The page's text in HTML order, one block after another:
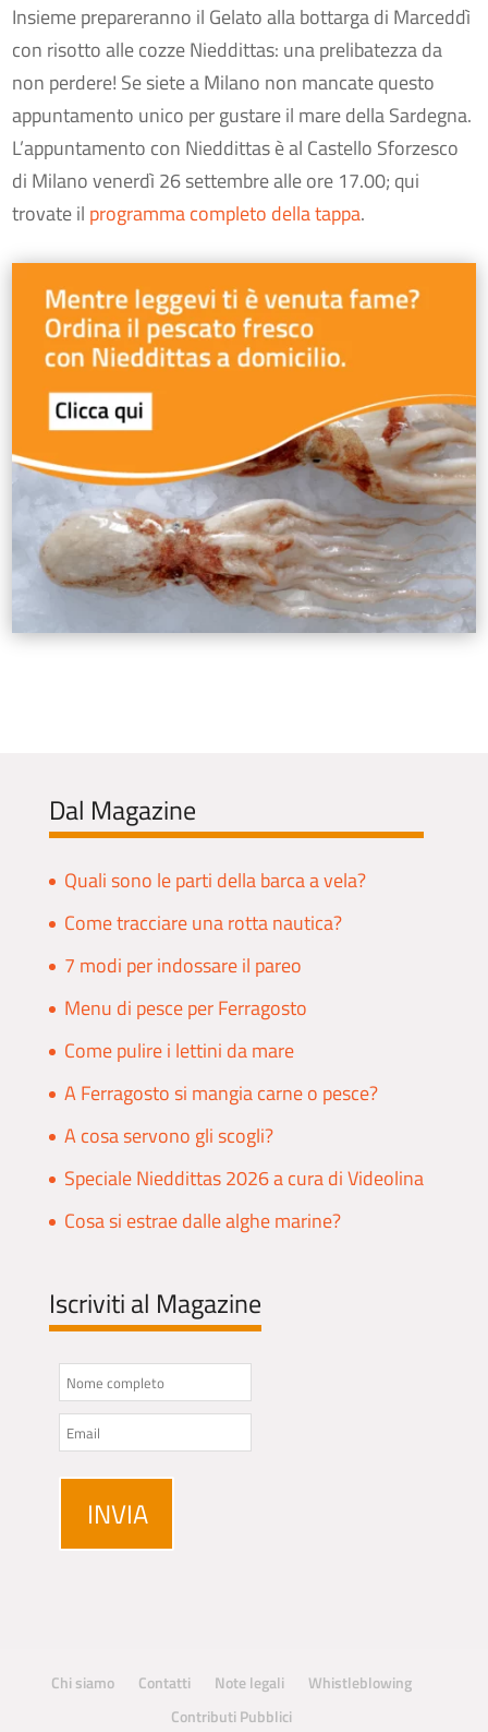
Insieme prepareranno il Gelato alla bottarga di Marceddì
con risotto alle cozze Nieddittas: una prelibatezza da
non perdere! Se siete a Milano non mancate questo
appuntamento unico per gustare il mare della Sardegna.
L’appuntamento con Nieddittas è al Castello Sforzesco
di Milano venerdì 26 settembre alle ore 17.00; qui
trovate il programma completo della tappa.
Dal Magazine
Quali sono le parti della barca a vela?
Come tracciare una rotta nautica?
7 modi per indossare il pareo
Menu di pesce per Ferragosto
Come pulire i lettini da mare
A Ferragosto si mangia carne o pesce?
A cosa servono gli scogli?
Speciale Nieddittas 2026 a cura di Videolina
Cosa si estrae dalle alghe marine?
Iscriviti al Magazine
Chi siamo Contatti Note legali
Whistleblowing
Contributi Pubblici